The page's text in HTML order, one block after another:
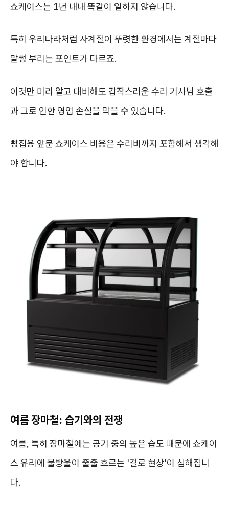
쇼케이스는 1년 내내 똑같이 일하지 않습니다.
특히 우리나라처럼 사계절이 뚜렷한 환경에서는 계절마다
말썽 부리는 포인트가 다르죠.
이것만 미리 알고 대비해도 갑작스러운 수리 기사님 호출
과 그로 인한 영업 손실을 막을 수 있습니다.
빵집용 앞문 쇼케이스 비용은 수리비까지 포함해서 생각해
야 합니다.
여름 장마철: 습기와의 전쟁
여름, 특히 장마철에는 공기 중의 높은 습도 때문에 쇼케이
스 유리에 물방울이 줄줄 흐르는 '결로 현상'이 심해집니
다.